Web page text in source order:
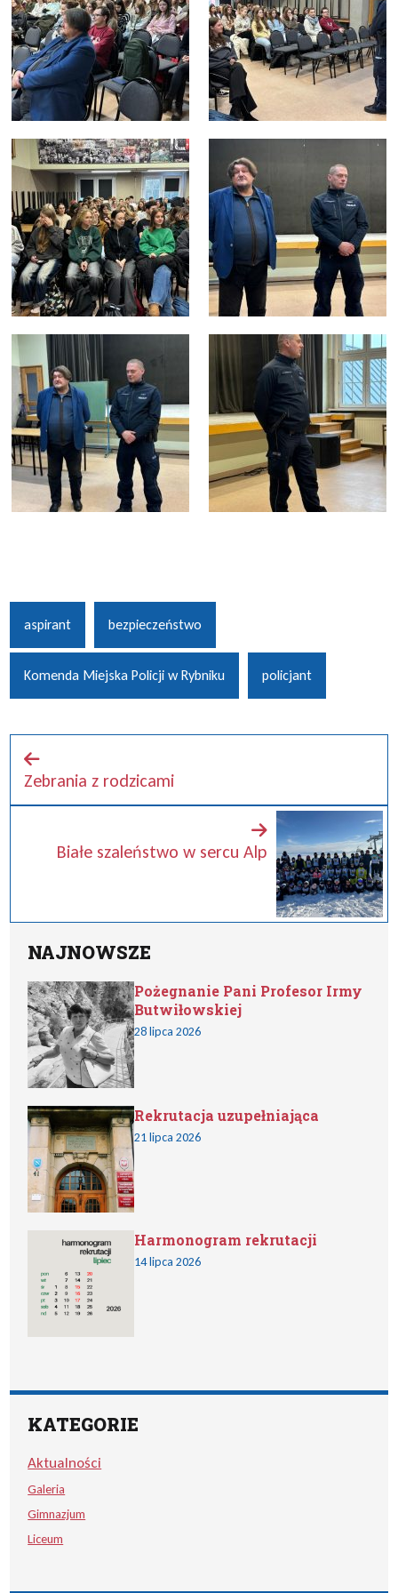
aspirant bezpieczeństwo
Komenda Miejska Policji w Rybniku policjant
Zebrania z rodzicami
Białe szaleństwo w sercu Alp
NAJNOWSZE
Pożegnanie Pani Profesor Irmy
Butwiłowskiej
28 lipca 2026
Rekrutacja uzupełniająca
21 lipca 2026
Harmonogram rekrutacji
14 lipca 2026
KATEGORIE
Aktualności
Galeria
Gimnazjum
Liceum